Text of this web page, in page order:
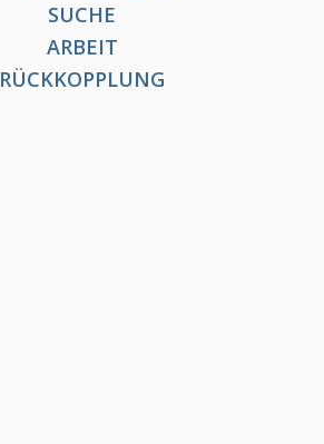
SUCHE
ARBEIT
RÜCKKOPPLUNG